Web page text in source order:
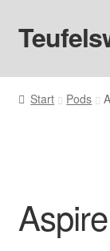
Zur
Navigation
Zum
Inhalt
Startseite
Liquids
Start Pods